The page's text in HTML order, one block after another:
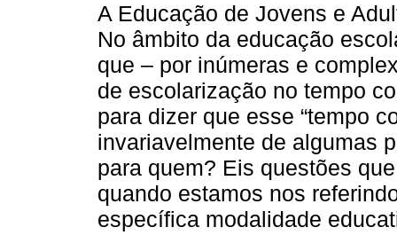
A Educação de Jovens e
No âmbito da educação
que – por inúmeras e
de escolarização no tempo
para dizer que esse “tempo
invariavelmente de algumas
para quem? Eis questões
quando estamos nos
específica modalidade